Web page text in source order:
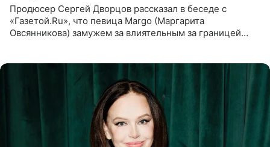
Продюсер Сергей Дворцов рассказал в беседе с
«Газетой.Ru», что певица Margo (Маргарита
Овсянникова) замужем за влиятельным за границей